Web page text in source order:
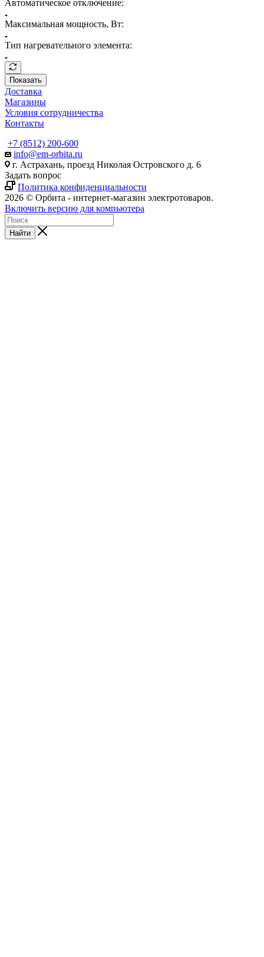
Автоматическое отключение:
Максимальная мощность, Вт:
Тип нагревательного элемента:
Показать
Доставка
Магазины
Условия сотрудничества
Контакты
+7 (8512) 200-600
info@em-orbita.ru
г. Астрахань, проезд Николая Островского д. 6
Задать вопрос
Политика конфиденциальности
2026 © Орбита - интернет-магазин электротоваров.
Включить версию для компьютера
Найти